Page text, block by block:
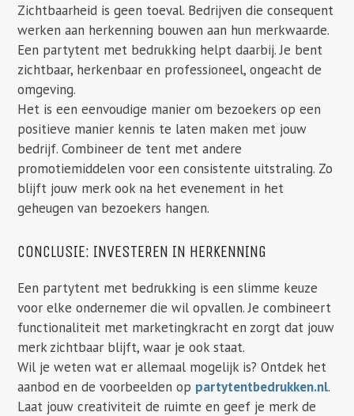
Zichtbaarheid is geen toeval. Bedrijven die consequent
werken aan herkenning bouwen aan hun merkwaarde.
Een partytent met bedrukking helpt daarbij. Je bent
zichtbaar, herkenbaar en professioneel, ongeacht de
omgeving.
Het is een eenvoudige manier om bezoekers op een
positieve manier kennis te laten maken met jouw
bedrijf. Combineer de tent met andere
promotiemiddelen voor een consistente uitstraling. Zo
blijft jouw merk ook na het evenement in het
geheugen van bezoekers hangen.
CONCLUSIE: INVESTEREN IN HERKENNING
Een partytent met bedrukking is een slimme keuze
voor elke ondernemer die wil opvallen. Je combineert
functionaliteit met marketingkracht en zorgt dat jouw
merk zichtbaar blijft, waar je ook staat.
Wil je weten wat er allemaal mogelijk is? Ontdek het
aanbod en de voorbeelden op partytentbedrukken.nl.
Laat jouw creativiteit de ruimte en geef je merk de